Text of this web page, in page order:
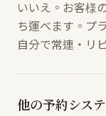
いいえ。お客様
ち運べます。プ
自分で常連・リ
他の予約シス